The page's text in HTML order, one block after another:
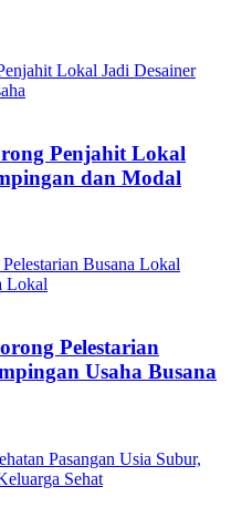
Penjahit Lokal
dan Modal
Pelestarian
Usaha Busana